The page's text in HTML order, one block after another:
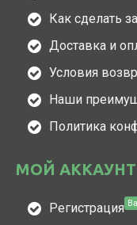
Как сделать
Доставка и
Условия
Наши
Политика
МОЙ АККАУНТ
Регистрация